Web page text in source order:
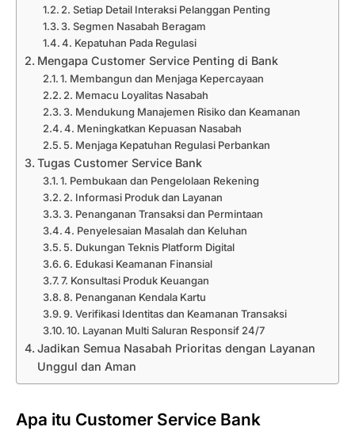
2. Setiap Detail Interaksi Pelanggan Penting
3. Segmen Nasabah Beragam
4. Kepatuhan Pada Regulasi
Mengapa Customer Service Penting di Bank
1. Membangun dan Menjaga Kepercayaan
2. Memacu Loyalitas Nasabah
3. Mendukung Manajemen Risiko dan Keamanan
4. Meningkatkan Kepuasan Nasabah
5. Menjaga Kepatuhan Regulasi Perbankan
Tugas Customer Service Bank
1. Pembukaan dan Pengelolaan Rekening
2. Informasi Produk dan Layanan
3. Penanganan Transaksi dan Permintaan
4. Penyelesaian Masalah dan Keluhan
5. Dukungan Teknis Platform Digital
6. Edukasi Keamanan Finansial
7. Konsultasi Produk Keuangan
8. Penanganan Kendala Kartu
9. Verifikasi Identitas dan Keamanan Transaksi
10. Layanan Multi Saluran Responsif 24/7
Jadikan Semua Nasabah Prioritas dengan Layanan
Unggul dan Aman
Apa itu Customer Service Bank